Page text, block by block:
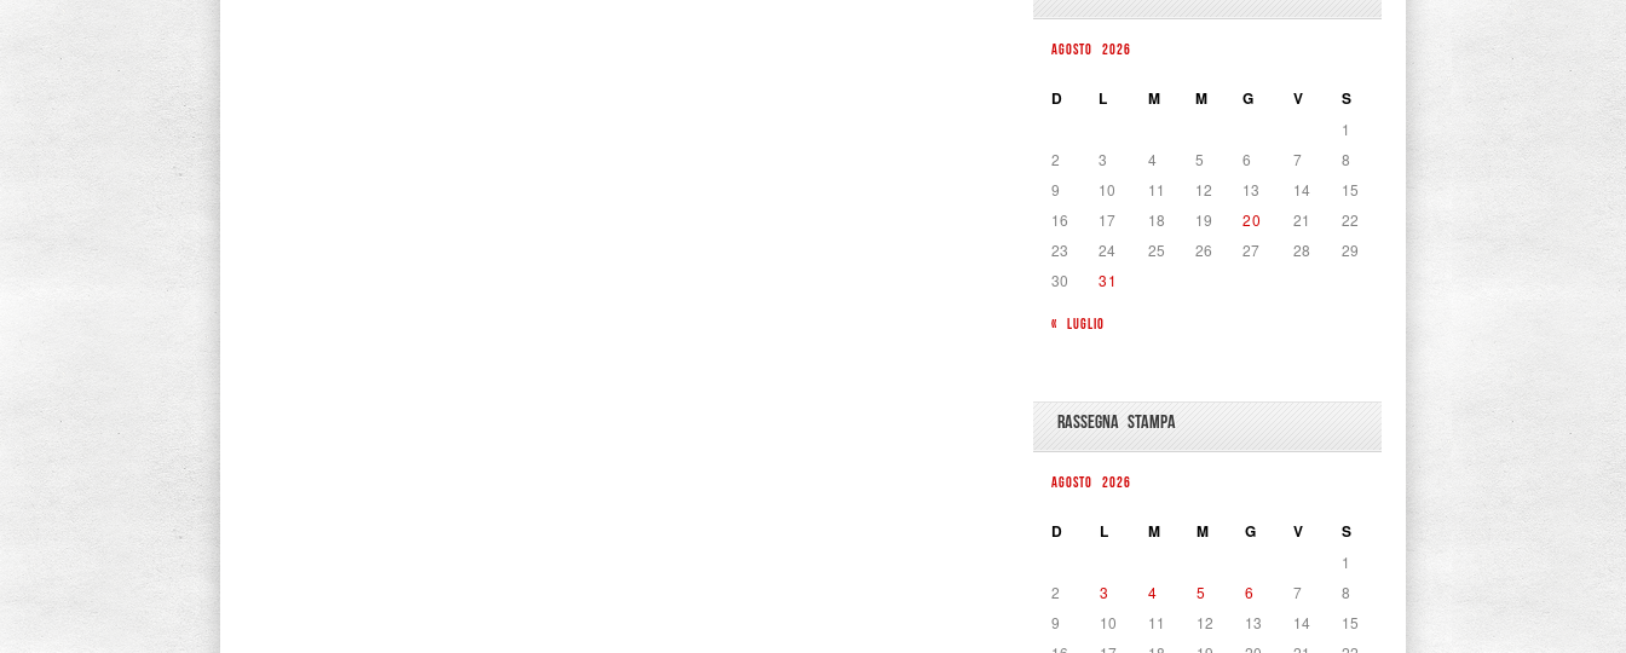
AGOSTO 2026
D L M M G V S
« LUGLIO
1
2
3 4 5 6 7
8
9
10 11 12 13 14
15
16
17 18 19 20 21
22
23
24 25 26 27 28
29
30
31
RASSEGNA STAMPA
AGOSTO 2026
D L M M G V S
1
2
3 4 5 6 7
8
9
10 11 12 13 14
15